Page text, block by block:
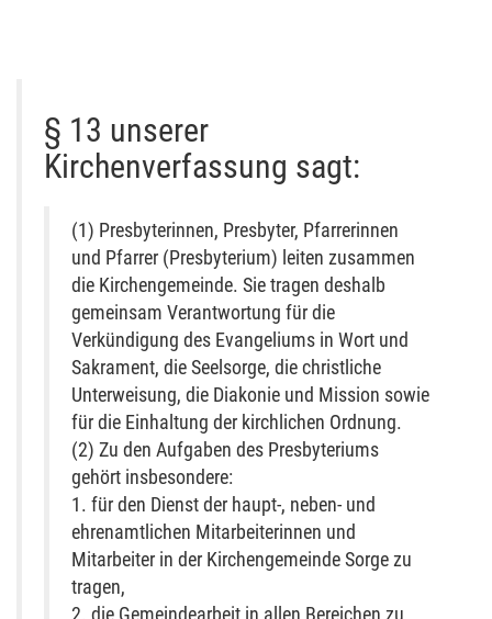
§ 13 unserer
Kirchenverfassung sagt:
(1) Presbyterinnen, Presbyter, Pfarrerinnen
und Pfarrer (Presbyterium) leiten zusammen
die Kirchengemeinde. Sie tragen deshalb
gemeinsam Verantwortung für die
Verkündigung des Evangeliums in Wort und
Sakrament, die Seelsorge, die christliche
Unterweisung, die Diakonie und Mission sowie
für die Einhaltung der kirchlichen Ordnung.
(2) Zu den Aufgaben des Presbyteriums
gehört insbesondere:
1. für den Dienst der haupt-, neben- und
ehrenamtlichen Mitarbeiterinnen und
Mitarbeiter in der Kirchengemeinde Sorge zu
tragen,
2. die Gemeindearbeit in allen Bereichen zu